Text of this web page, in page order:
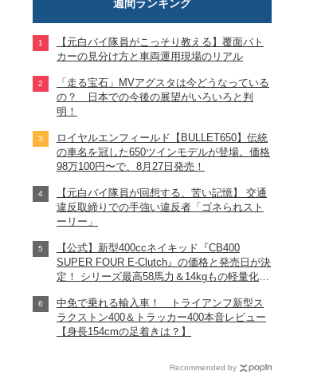
週間ランキング
【元白バイ隊員がこっそり教える】覆面パト
カーの見分け方と車両運用現場のリアル
「走る宝石」MVアグスタは今どうなっている
の？ 日本での今後の展望がいろいろと判
明！
ロイヤルエンフィールド【BULLET650】伝統
の車名を冠した650ツインモデルが登場。価格
98万100円〜で、8月27日発売！
【元白バイ隊員が回想する、苦い記憶】 交通
違反取締りでの手強い違反者「ゴネられスト
ーリー」
【公式】新型400ccネイキッド『CB400
SUPER FOUR E-Clutch』の価格と発売日が決
定！ シリーズ最高58馬力＆14kgもの軽量化!?
【Honda2026新車ニュース】
中免で乗れる輸入車！ トライアンフ新型ス
ラクストン400＆トラッカー400本音レビュー
【身長154cmの足着きは？】
Recommended by